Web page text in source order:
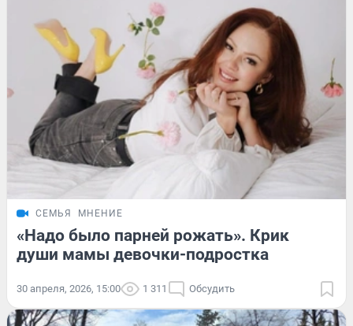
СЕМЬЯ МНЕНИЕ
«Надо было парней рожать». Крик
души мамы девочки-подростка
30 апреля, 2026, 15:00 1 311 Обсудить